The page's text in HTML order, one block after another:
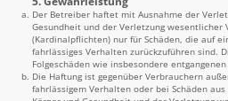
Der Betreiber haftet mit Ausnahme der
Gesundheit und der Verletzung wesentlicher
(Kardinalpflichten) nur für Schäden, die auf
fahrlässiges Verhalten zurückzuführen sind.
Folgeschäden wie insbesondere
Die Haftung ist gegenüber Verbrauchern
fahrlässigem Verhalten oder bei Schäden